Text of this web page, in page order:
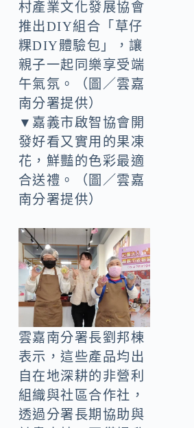
▲台南市後壁休閒農
村產業文化發展協會
推出DIY組合「草仔
粿DIY體驗包」，讓
親子一起同樂享受端
午氣氛。（圖／雲嘉
南分署提供）
▼嘉義市啟智協會開
發好看又實用的果凍
花，鮮豔的色彩最適
南分署提供）
雲嘉南分署長劉邦棟
表示，這些產品均出
自在地深耕的非營利